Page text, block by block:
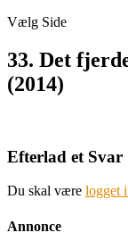
Vælg Side
33. Det
(2014)
Efterlad et Svar
Du skal være logget
Annonce